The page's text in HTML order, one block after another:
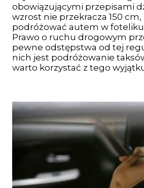
obowiązującymi przepisami
wzrost nie przekracza 150
podróżować autem w
Prawo o ruchu drogowym
pewne odstępstwa od tej
nich jest podróżowanie
warto korzystać z tego